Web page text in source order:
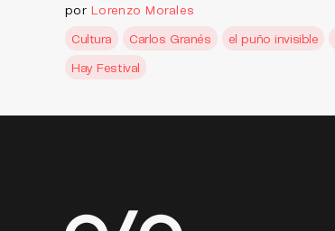
por Lorenzo Morales
Cultura
Carlos Granés el puño invisible
Hay Festival